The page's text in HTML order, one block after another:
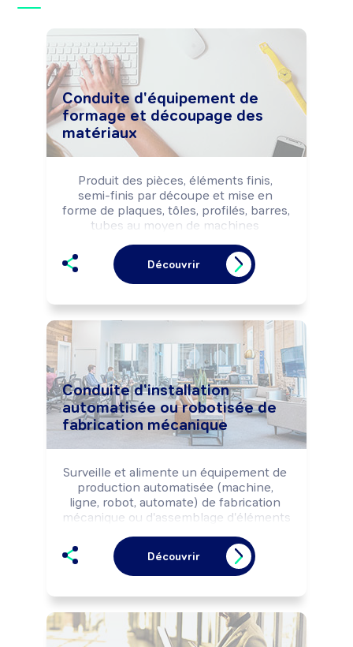
Conduite d'équipement de
formage et découpage des
matériaux
Produit des pièces, éléments finis,
semi-finis par découpe et mise en
forme de plaques, tôles, profilés, barres,
tubes au moyen de machines
numérique, selon les règles de sécurité
et les impératifs de production (qualité,
délais, ...).
Découvrir
Conduite d'installation
automatisée ou robotisée de
fabrication mécanique
Surveille et alimente un équipement de
production automatisée (machine,
ligne, robot, automate) de fabrication
mécanique ou d'assemblage d'éléments
et les impératifs de production (délai,
qualité).
Découvrir